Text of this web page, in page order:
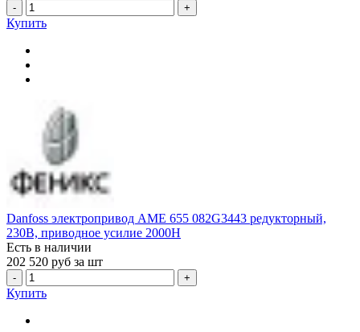
- +
Купить
Danfoss электропривод AME 655 082G3443 редукторный,
230В, приводное усилие 2000Н
Есть в наличии
202 520 руб за шт
- +
Купить